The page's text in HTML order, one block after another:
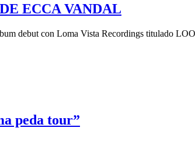
ECCA VANDAL
debut con Loma Vista Recordings titulado
peda tour”